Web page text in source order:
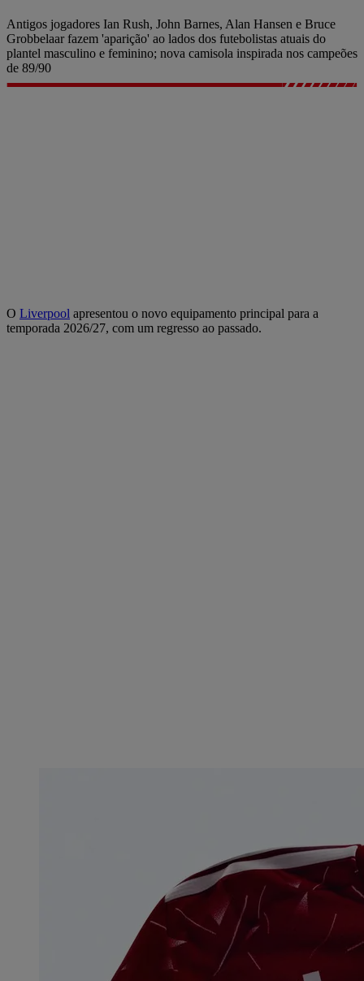
Antigos jogadores Ian Rush, John Barnes, Alan Hansen e Bruce
Grobbelaar fazem 'aparição' ao lados dos futebolistas atuais do
plantel masculino e feminino; nova camisola inspirada nos campeões
de 89/90
O Liverpool apresentou o novo equipamento principal para a
temporada 2026/27, com um regresso ao passado.